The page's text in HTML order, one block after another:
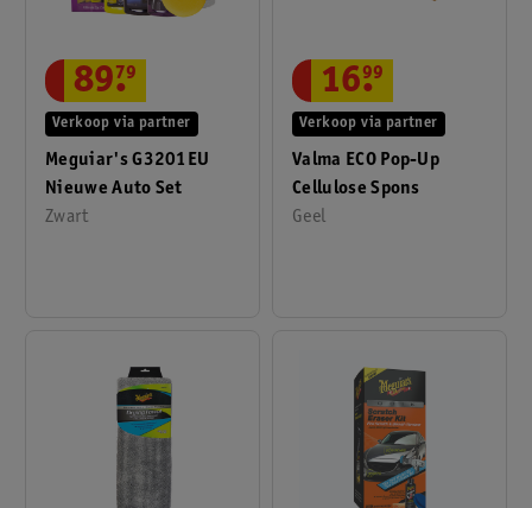
Meguiar's G3201EU
Nieuwe Auto Set
Zwart
Verkoop via partner
89.
79
Valma ECO Pop-Up
Cellulose Spons
Geel
Verkoop via partner
16.
99